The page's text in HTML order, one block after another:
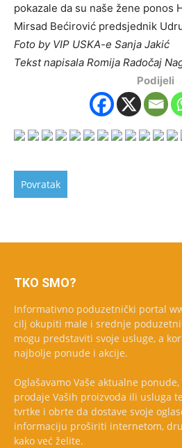
pokazale da su naše žene ponos
Mirsad Bećirović predsjednik
Foto by VIP USKA-e Sanja Jakić
Tekst napisala Romija Radočaj
Podijeli
TKO SMO?
Informativno poduzetnički portal
cilj okupiti male i srednje
mogu predstaviti svoje usluge, a
najbolje ponude i akcije.
Oglašavamo Vaše aktualne
prodaje Vaših proizvoda ili usluga
tvrtke i obrte da dostave svoje
informaciju proširiti internetom,
kako već želite.